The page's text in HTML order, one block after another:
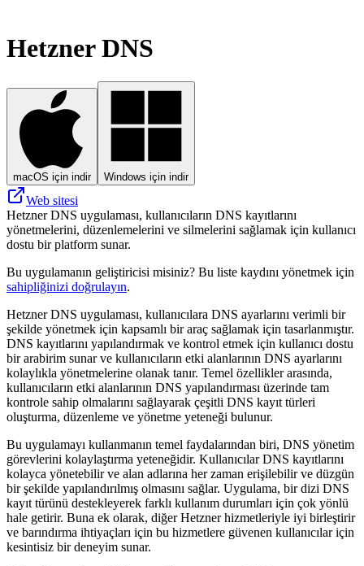
Hetzner DNS
macOS için indir Windows için indir
Web sitesi
Hetzner DNS uygulaması, kullanıcıların DNS kayıtlarını
yönetmelerini, düzenlemelerini ve silmelerini sağlamak için kullanıcı
dostu bir platform sunar.
Bu uygulamanın geliştiricisi misiniz? Bu liste kaydını yönetmek için
sahipliğinizi doğrulayın.
Hetzner DNS uygulaması, kullanıcılara DNS ayarlarını verimli bir
şekilde yönetmek için kapsamlı bir araç sağlamak için tasarlanmıştır.
DNS kayıtlarını yapılandırmak ve kontrol etmek için kullanıcı dostu
bir arabirim sunar ve kullanıcıların etki alanlarının DNS ayarlarını
kolaylıkla yönetmelerine olanak tanır. Temel özellikler arasında,
kullanıcıların etki alanlarının DNS yapılandırması üzerinde tam
kontrole sahip olmalarını sağlayarak çeşitli DNS kayıt türleri
oluşturma, düzenleme ve yönetme yeteneği bulunur.
Bu uygulamayı kullanmanın temel faydalarından biri, DNS yönetim
görevlerini kolaylaştırma yeteneğidir. Kullanıcılar DNS kayıtlarını
kolayca yönetebilir ve alan adlarına her zaman erişilebilir ve düzgün
bir şekilde yapılandırılmış olmasını sağlar. Uygulama, bir dizi DNS
kayıt türünü destekleyerek farklı kullanım durumları için çok yönlü
hale getirir. Buna ek olarak, diğer Hetzner hizmetleriyle iyi birleştirir
ve barındırma ihtiyaçları için bu hizmetlere güvenen kullanıcılar için
kesintisiz bir deneyim sunar.